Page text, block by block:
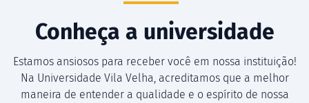
Conheça a universidade
Estamos ansiosos para receber você em nossa instituição!
Na Universidade Vila Velha, acreditamos que a melhor
maneira de entender a qualidade e o espírito de nossa